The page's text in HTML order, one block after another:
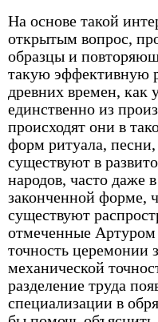
На основе такой
открытым вопрос,
образцы и
такую эффективную
древних времен, как
единственно из
происходят они в
форм ритуала,
существуют в
народов, часто даже
законченной форме,
существуют
отмеченные
точность церемонии
механической
разделение труда
специализации в